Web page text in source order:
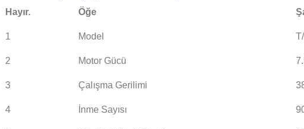
Hayır. Öğe
1 Model
2 Motor Gücü
3 Çalışma Gerilimi
4 İnme Sayısı